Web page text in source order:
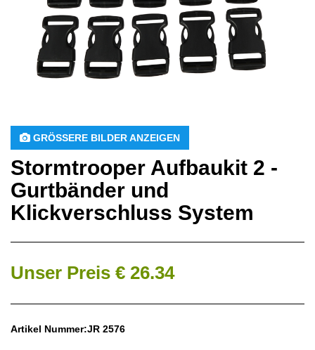
GRÖSSERE BILDER ANZEIGEN
Stormtrooper Aufbaukit 2 -
Gurtbänder und
Klickverschluss System
Unser Preis € 26.34
Artikel Nummer:JR 2576